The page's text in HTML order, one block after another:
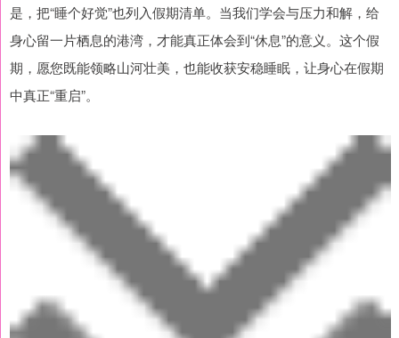
是，把“睡个好觉”也列入假期清单。当我们学会与压力和解，给
身心留一片栖息的港湾，才能真正体会到“休息”的意义。这个假
期，愿您既能领略山河壮美，也能收获安稳睡眠，让身心在假期
中真正“重启”。